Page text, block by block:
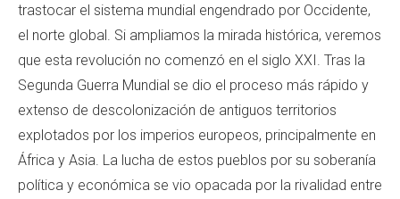
trastocar el sistema mundial engendrado por Occidente,
el norte global. Si ampliamos la mirada histórica, veremos
que esta revolución no comenzó en el siglo XXI. Tras la
Segunda Guerra Mundial se dio el proceso más rápido y
extenso de descolonización de antiguos territorios
explotados por los imperios europeos, principalmente en
África y Asia. La lucha de estos pueblos por su soberanía
política y económica se vio opacada por la rivalidad entre